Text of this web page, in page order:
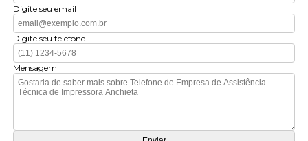
Digite seu email
Digite seu telefone
Mensagem